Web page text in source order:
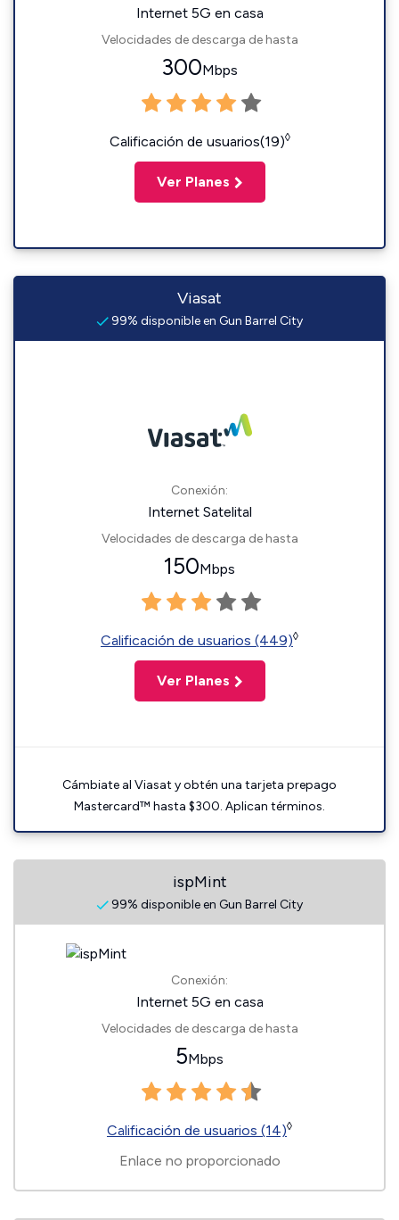
Internet 5G en casa
Velocidades de descarga de hasta
300Mbps
Calificación de usuarios(19)◊
Ver Planes
Viasat
99% disponible en Gun Barrel City
Conexión:
Internet Satelital
Velocidades de descarga de hasta
150Mbps
Calificación de usuarios (449)◊
Ver Planes
Cámbiate al Viasat y obtén una tarjeta prepago
Mastercard™ hasta $300. Aplican términos.
ispMint
99% disponible en Gun Barrel City
Conexión:
Internet 5G en casa
Velocidades de descarga de hasta
5Mbps
Calificación de usuarios (14)◊
Enlace no proporcionado